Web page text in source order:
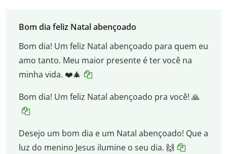
Bom dia feliz Natal abençoado
Bom dia! Um feliz Natal abençoado para quem eu
amo tanto. Meu maior presente é ter você na
minha vida. ❤️🎄
Bom dia! Um feliz Natal abençoado pra você! 🙏
Desejo um bom dia e um Natal abençoado! Que a
luz do menino Jesus ilumine o seu dia. 🙌